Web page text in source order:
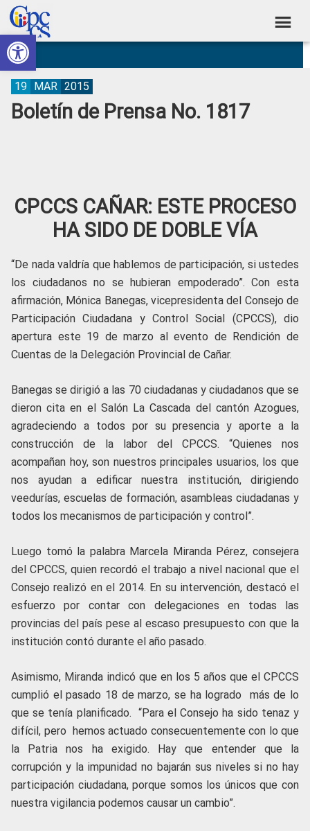
Abrir barra de herramientas
Skip
to
primary
navigation
Skip
to
main
content
Skip
to
primary
sidebar
Skip
to
footer
Consejo
de
Participación
Ciudadana
Construyendo
Poder
Ciudadano
Boletín de Prensa No. 1817
19 MAR 2015
CPCCS CAÑAR: ESTE PROCESO
HA SIDO DE DOBLE VÍA
“De nada valdría que hablemos de participación, si ustedes
los ciudadanos no se hubieran empoderado”. Con esta
afirmación, Mónica Banegas, vicepresidenta del Consejo de
Participación Ciudadana y Control Social (CPCCS), dio
apertura este 19 de marzo al evento de Rendición de
Cuentas de la Delegación Provincial de Cañar.
Banegas se dirigió a las 70 ciudadanas y ciudadanos que se
dieron cita en el Salón La Cascada del cantón Azogues,
agradeciendo a todos por su presencia y aporte a la
construcción de la labor del CPCCS. “Quienes nos
acompañan hoy, son nuestros principales usuarios, los que
nos ayudan a edificar nuestra institución, dirigiendo
veedurías, escuelas de formación, asambleas ciudadanas y
todos los mecanismos de participación y control”.
Luego tomó la palabra Marcela Miranda Pérez, consejera
del CPCCS, quien recordó el trabajo a nivel nacional que el
Consejo realizó en el 2014. En su intervención, destacó el
esfuerzo por contar con delegaciones en todas las
provincias del país pese al escaso presupuesto con que la
institución contó durante el año pasado.
Asimismo, Miranda indicó que en los 5 años que el CPCCS
cumplió el pasado 18 de marzo, se ha logrado más de lo
que se tenía planificado. “Para el Consejo ha sido tenaz y
difícil, pero hemos actuado consecuentemente con lo que
la Patria nos ha exigido. Hay que entender que la
corrupción y la impunidad no bajarán sus niveles si no hay
participación ciudadana, porque somos los únicos que con
nuestra vigilancia podemos causar un cambio”.